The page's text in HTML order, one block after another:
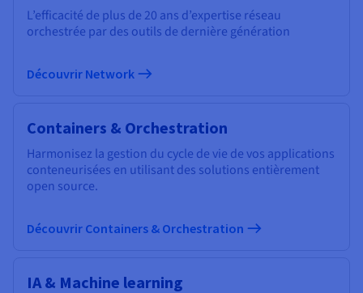
L’efficacité de plus de 20 ans d’expertise réseau
orchestrée par des outils de dernière génération
Découvrir Network
Containers & Orchestration
Harmonisez la gestion du cycle de vie de vos applications
conteneurisées en utilisant des solutions entièrement
open source.
Découvrir Containers & Orchestration
IA & Machine learning